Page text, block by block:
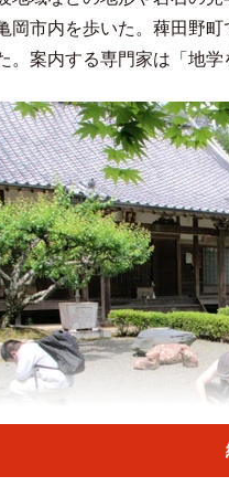
岡市内を歩いた。薭田野
。案内する専門家は「地